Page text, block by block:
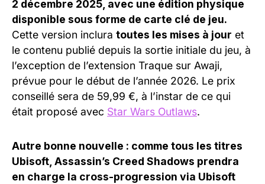
2 décembre 2025, avec une édition physique
disponible sous forme de carte clé de jeu.
Cette version inclura toutes les mises à jour et
le contenu publié depuis la sortie initiale du jeu, à
l’exception de l’extension Traque sur Awaji,
prévue pour le début de l’année 2026. Le prix
conseillé sera de 59,99 €, à l’instar de ce qui
était proposé avec Star Wars Outlaws.
Autre bonne nouvelle : comme tous les titres
Ubisoft, Assassin’s Creed Shadows prendra
en charge la cross-progression via Ubisoft